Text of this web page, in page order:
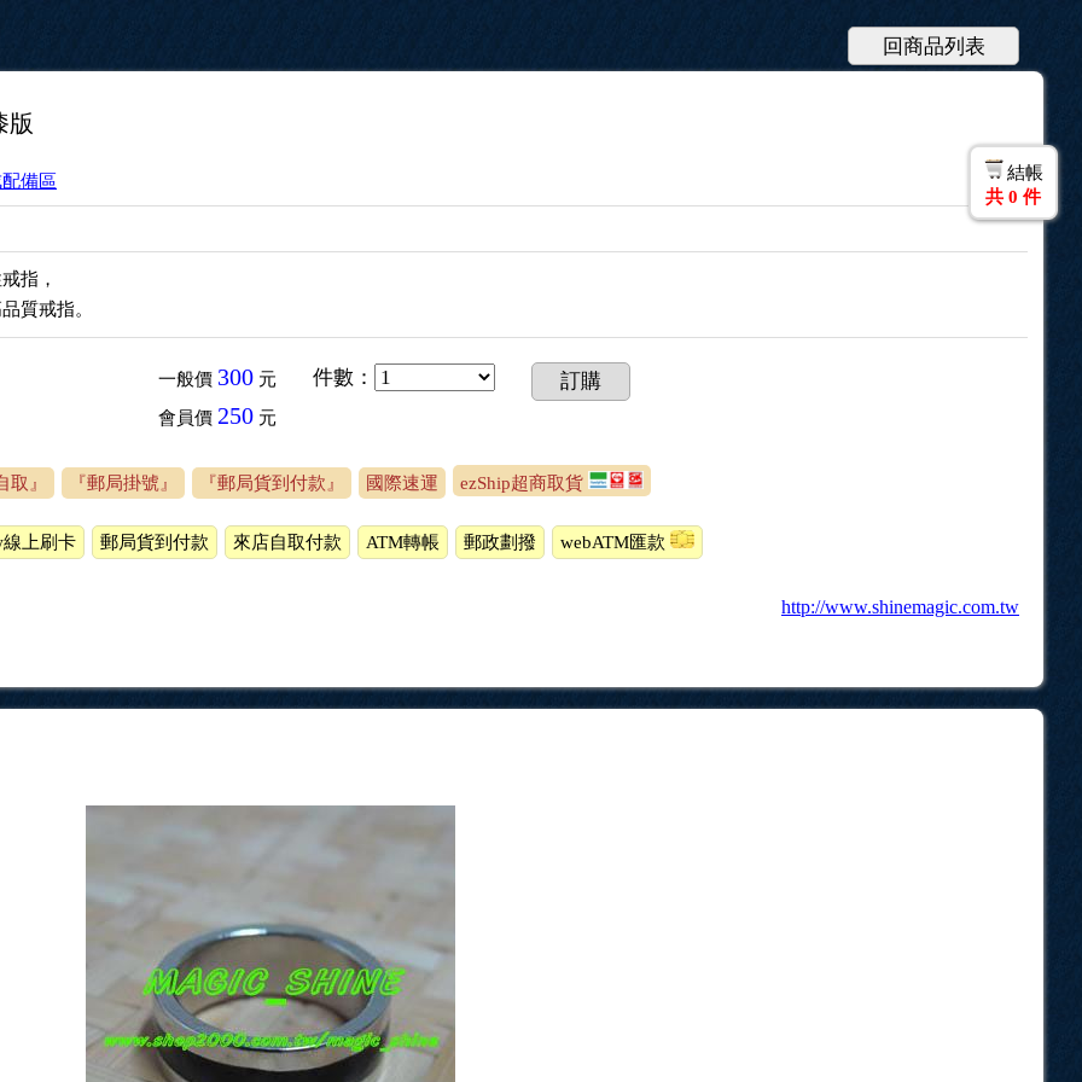
回商品列表
版
備區
指，
質戒指。
一般價 300 元
會員價 250 元
件數 ： 訂購
取』 『郵局掛號』 『郵局貨到付款』 國際速運 ezShip超商取貨
線上刷卡 郵局貨到付款 來店自取付款 ATM轉帳 郵政劃撥 webATM匯款
http://www.shinemagic.com.tw
結帳
共 0 件